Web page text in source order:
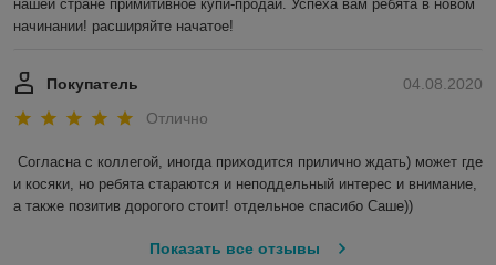
нашей стране примитивное купи-продай. Успеха вам ребята в новом
начинании! расширяйте начатое!
04.08.2020
Покупатель
Отлично
Согласна с коллегой, иногда приходится прилично ждать) может где
и косяки, но ребята стараются и неподдельный интерес и внимание,
а также позитив дорогого стоит! отдельное спасибо Саше))
Показать все отзывы